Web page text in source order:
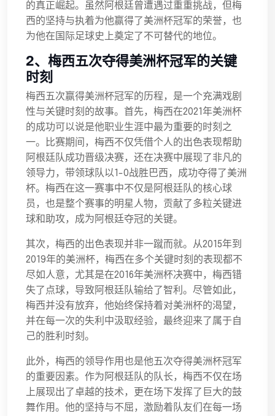
的真正崛起。虽然阿根廷曾遭遇过重重挑战，但梅
西的坚持与执着为他赢得了美洲杯冠军的荣誉，也
为他在国际足球史上奠定了不可替代的地位。
2、梅西五次夺得美洲杯冠军的关键
时刻
梅西五次赢得美洲杯冠军的历程，是一个充满戏剧
性与关键时刻的故事。首先，梅西在2021年美洲杯
的成功可以说是他职业生涯中最为重要的时刻之
一。比赛期间，梅西不仅凭借个人的出色表现帮助
阿根廷队成功晋级决赛，还在决赛中展现了非凡的
领导力，带领球队以1-0战胜巴西，成功夺得了美洲
杯。梅西在这一赛事中不仅是阿根廷队的核心球
员，也是整个赛事的明星人物，贡献了多粒关键进
球和助攻，成为阿根廷夺冠的关键。
其次，梅西的出色表现并非一蹴而就。从2015年到
2019年的美洲杯，梅西在多个关键时刻的表现都不
尽如人意，尤其是在2016年美洲杯决赛中，梅西错
失了点球，导致阿根廷队输给了智利。尽管如此，
梅西并没有放弃，他始终保持着对美洲杯的渴望，
并在每一次的失利中汲取经验，最终迎来了属于自
己的胜利时刻。
此外，梅西的领导作用也是他五次夺得美洲杯冠军
的重要因素。作为阿根廷队的队长，梅西不仅在场
上展现出了卓越的技术，更在场下发挥了巨大的鼓
舞作用。他的坚持与不屈，激励着队友们在每一场